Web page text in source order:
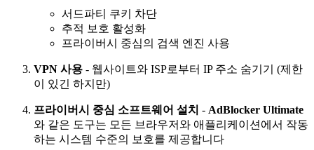
서드파티 쿠키 차단
추적 보호 활성화
프라이버시 중심의 검색 엔진 사용
VPN 사용 - 웹사이트와 ISP로부터 IP 주소 숨기기 (제한
이 있긴 하지만)
프라이버시 중심 소프트웨어 설치 - AdBlocker Ultimate
와 같은 도구는 모든 브라우저와 애플리케이션에서 작동
하는 시스템 수준의 보호를 제공합니다